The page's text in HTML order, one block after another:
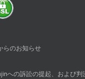
らのお知らせ
への訴訟の提起、および判